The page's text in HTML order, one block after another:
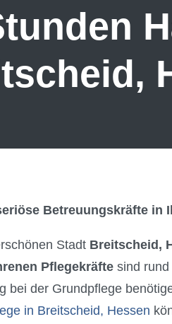
Betreuungskräfte in
Stadt Breitscheid,
Pflegekräfte sind
bei der Grundpflege
in Breitscheid, Hessen